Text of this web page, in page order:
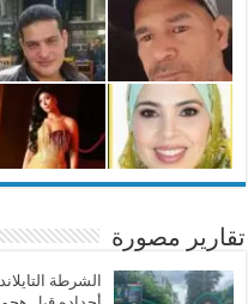
تقارير مصورة
الشرطة